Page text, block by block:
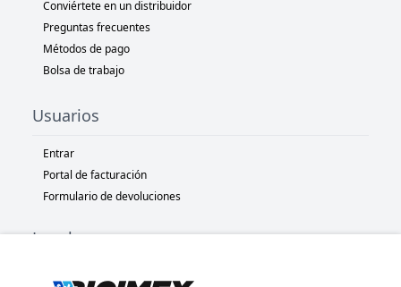
Conviértete en un distribuidor
Preguntas frecuentes
Métodos de pago
Bolsa de trabajo
Usuarios
Entrar
Portal de facturación
Formulario de devoluciones
Legal